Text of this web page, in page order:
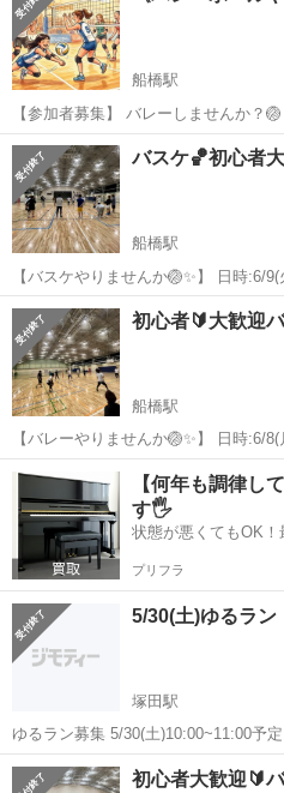
船橋駅
【参加者募集】 バレーしませんか？🏐 日時:6/22(月)19:00〜20:45 場
所:東船橋の体育館 参加費:500円(初参加の方は無料
混えてエンジョイでやります！👏 和
千葉 船橋市 船橋駅 スポー
バスケ🏀初心者
船橋駅
【バスケやりませんか🏐✨】 日時:6/9(火)19:00〜21:00 場所:東船橋の
体育館(最寄駅は東船橋駅) 経験者、未経験者の方大歓迎です🏐 20〜30
代メインで男女どちらもいます♩ "み
千葉 船橋市 船橋駅 スポー
初心者🔰大歓迎
船橋駅
【バレーやりませんか🏐✨】 日時:6/8(月)19:00〜21:00 場所:東船橋の
体育館(最寄駅は東船橋駅) ※30名限定先着順 経験者、未経
歓迎です🏐 20〜30代メインで
千葉 船橋市 船橋駅 スポー
【何年も調律し
す🖐️
状態が悪くてもOK！
プリフラ
5/30(土)ゆるラン
塚田駅
ゆるラン募集 5/30(土)10:00~11:00予定 船橋の
募ってます！ 男女問わずおーけーで
と思うので是非💁‍♂️ 初心者向けのゆるランのため、早いペースで走り
千葉 船橋市 塚田駅 スポー
初心者大歓迎🔰